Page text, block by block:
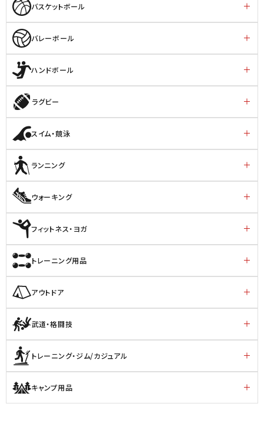
バスケットボール
バレーボール
ハンドボール
ラグビー
スイム・競泳
ランニング
ウォーキング
フィットネス・ヨガ
トレーニング用品
アウトドア
武道・格闘技
トレーニング・ジム/カジュアル
キャンプ用品